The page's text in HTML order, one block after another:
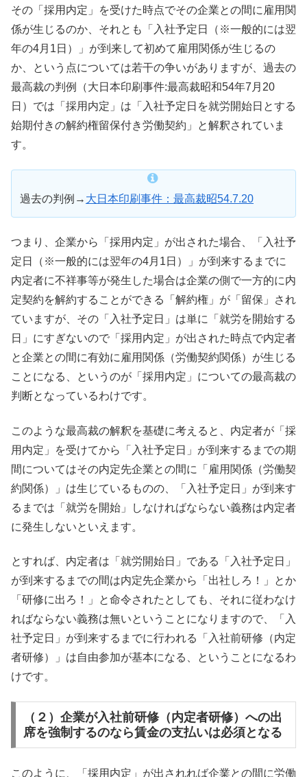
その「採用内定」を受けた時点でその企業との間に雇用関
係が生じるのか、それとも「入社予定日（※一般的には翌
年の4月1日）」が到来して初めて雇用関係が生じるの
か、という点については若干の争いがありますが、過去の
最高裁の判例（大日本印刷事件:最高裁昭和54年7月20
日）では「採用内定」は「入社予定日を就労開始日とする
始期付きの解約権留保付き労働契約」と解釈されていま
す。
過去の判例→ 大日本印刷事件：最高裁昭54.7.20
つまり、企業から「採用内定」が出された場合、「入社予
定日（※一般的には翌年の4月1日）」が到来するまでに
内定者に不祥事等が発生した場合は企業の側で一方的に内
定契約を解約することができる「解約権」が「留保」され
ていますが、その「入社予定日」は単に「就労を開始する
日」にすぎないので「採用内定」が出された時点で内定者
と企業との間に有効に雇用関係（労働契約関係）が生じる
ことになる、というのが「採用内定」についての最高裁の
判断となっているわけです。
このような最高裁の解釈を基礎に考えると、内定者が「採
用内定」を受けてから「入社予定日」が到来するまでの期
間についてはその内定先企業との間に「雇用関係（労働契
約関係）」は生じているものの、「入社予定日」が到来す
るまでは「就労を開始」しなければならない義務は内定者
に発生しないといえます。
とすれば、内定者は「就労開始日」である「入社予定日」
が到来するまでの間は内定先企業から「出社しろ！」とか
「研修に出ろ！」と命令されたとしても、それに従わなけ
ればならない義務は無いということになりますので、「入
社予定日」が到来するまでに行われる「入社前研修（内定
者研修）」は自由参加が基本になる、ということになるわ
けです。
（２）企業が入社前研修（内定者研修）への出
席を強制するのなら賃金の支払いは必須となる
このように、「採用内定」が出されれば企業との間に労働